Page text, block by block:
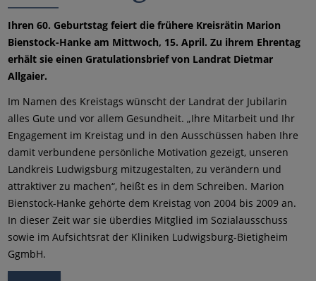
Ihren 60. Geburtstag feiert die frühere Kreisrätin Marion
Bienstock-Hanke am Mittwoch, 15. April. Zu ihrem Ehrentag
erhält sie einen Gratulationsbrief von Landrat Dietmar
Allgaier.
Im Namen des Kreistags wünscht der Landrat der Jubilarin
alles Gute und vor allem Gesundheit. „Ihre Mitarbeit und Ihr
Engagement im Kreistag und in den Ausschüssen haben Ihre
damit verbundene persönliche Motivation gezeigt, unseren
Landkreis Ludwigsburg mitzugestalten, zu verändern und
attraktiver zu machen“, heißt es in dem Schreiben. Marion
Bienstock-Hanke gehörte dem Kreistag von 2004 bis 2009 an.
In dieser Zeit war sie überdies Mitglied im Sozialausschuss
sowie im Aufsichtsrat der Kliniken Ludwigsburg-Bietigheim
GgmbH.